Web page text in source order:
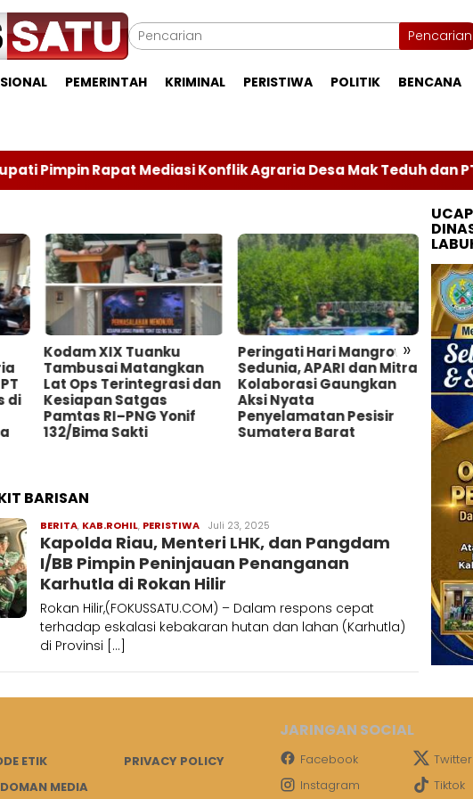
Pencarian
PEMERINTAH KRIMINAL PERISTIWA POLITIK BENCANA
Rapat Mediasi Konflik Agraria Desa Mak Teduh dan PT
»
dan
Peringati Hari Mangrove
Sedunia, APARI dan Mitra
Kolaborasi Gaungkan
Aksi Nyata
Penyelamatan Pesisir
Sumatera Barat
Mangkir Kerja Lebih dari
Satu Bulan, Dua Anggota
Polres Kuansing Resmi
Di-PTDH
BARISAN
BERITA, KAB.ROHIL, PERISTIWA Redaksi
Juli 23, 2025
Kapolda Riau, Menteri LHK, dan Pangdam
I/BB Pimpin Peninjauan Penanganan
Karhutla di Rokan Hilir
Rokan Hilir,(FOKUSSATU.COM) – Dalam respons cepat
terhadap eskalasi kebakaran hutan dan lahan (Karhutla)
di Provinsi […]
ETIK
PRIVACY POLICY
MEDIA
JARINGAN SOCIAL
Facebook Twitter
Instagram
Tiktok